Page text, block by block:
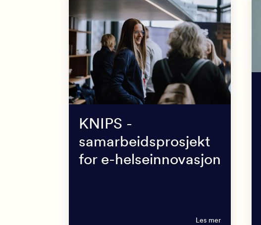
KNIPS -
samarbeidsprosjekt
for e-helseinnovasjon
Les mer